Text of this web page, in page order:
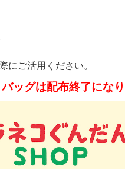
にご活用ください。
ッグは配布終了になり